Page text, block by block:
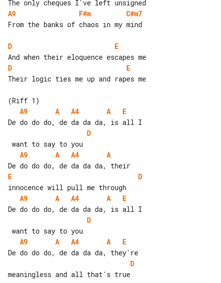
A9
F#m
C#m7
From the banks of chaos in my mind
D
E
D
E
Their logic ties me up and rapes me
A9
A A4 A
E
D
A9
A A4
A
E
D
A9
A A4 A
E
D
A9
A A4 A
E
D
meaningless and all that's true